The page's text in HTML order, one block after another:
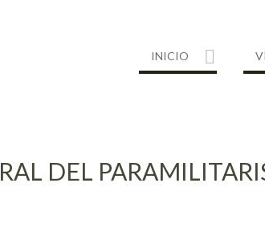
INICIO
DEL